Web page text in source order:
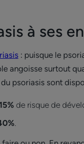
à ses
: puisque le
angoisse surtout
psoriasis sont
15% de risque de
.